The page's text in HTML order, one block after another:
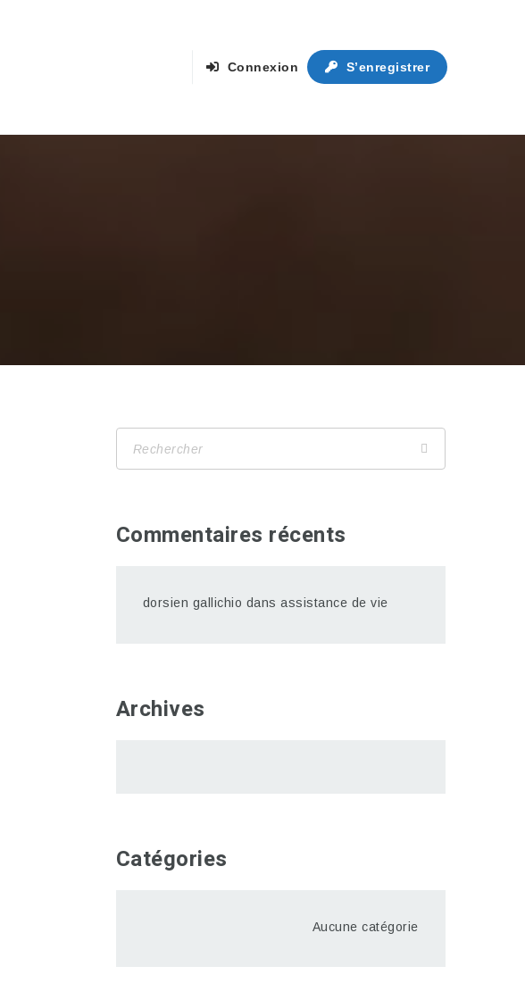
Connexion S’enregistrer
Commentaires récents
dorsien gallichio dansassistance de vie
Archives
Catégories
Aucune catégorie